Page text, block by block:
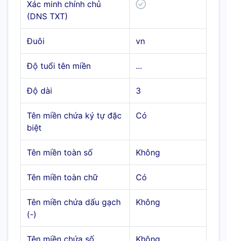
Xác minh chính chủ
(DNS TXT)
Đuôi vn
Độ tuổi tên miền ...
Độ dài 3
Tên miền chứa ký tự đặc
biệt
Có
Tên miền toàn số Không
Tên miền toàn chữ Có
Tên miền chứa dấu gạch
(-)
Không
Tên miền chứa số Không